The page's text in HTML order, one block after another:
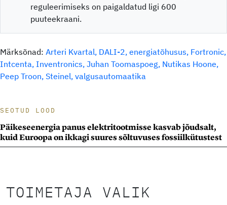
reguleerimiseks on paigaldatud ligi 600
puuteekraani.
Märksõnad: Arteri Kvartal DALI-2 energiatõhusus Fortronic
Intcenta Inventronics Juhan Toomaspoeg Nutikas Hoone
Peep Troon Steinel valgusautomaatika
Uus lugu laetud: Arteri kvartal sai Fortronicu abiga maailma
SEOTUD LOOD
Päikeseenergia panus elektritootmisse kasvab jõudsalt,
kuid Euroopa on ikkagi suures sõltuvuses fossiilkütustest
TOIMETAJA VALIK